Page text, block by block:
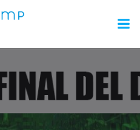
al